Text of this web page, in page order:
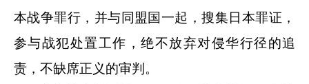
本战争罪行，并与同盟国一起，搜集日本罪证，
参与战犯处置工作，绝不放弃对侵华行径的追
责，不缺席正义的审判。